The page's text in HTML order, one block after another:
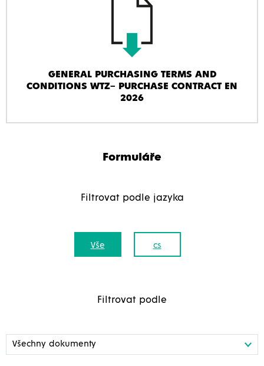
GENERAL PURCHASING TERMS AND
CONDITIONS WTZ– PURCHASE CONTRACT EN
2026
Formuláře
Filtrovat podle jazyka
Vše cs
Filtrovat podle